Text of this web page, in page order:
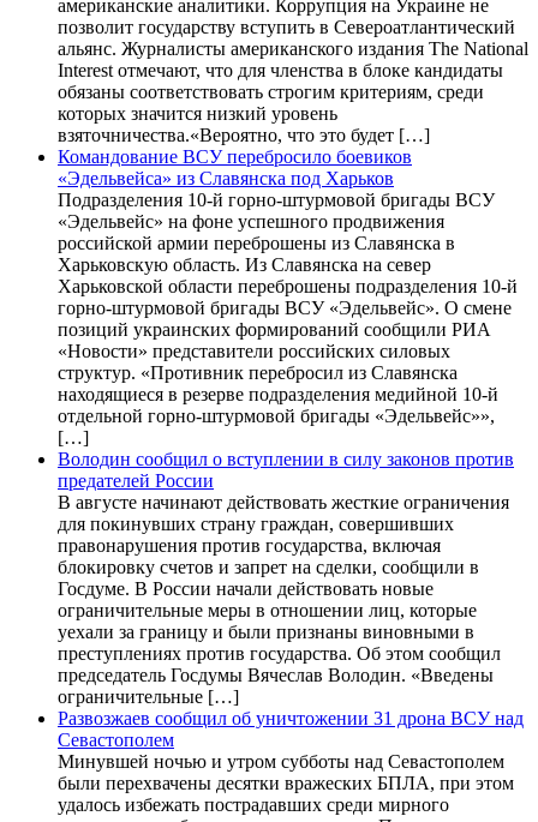
американские аналитики. Коррупция на Украине не
позволит государству вступить в Североатлантический
альянс. Журналисты американского издания The National
Interest отмечают, что для членства в блоке кандидаты
обязаны соответствовать строгим критериям, среди
которых значится низкий уровень
взяточничества.«Вероятно, что это будет […]
Командование ВСУ перебросило боевиков
«Эдельвейса» из Славянска под Харьков
Подразделения 10-й горно-штурмовой бригады ВСУ
«Эдельвейс» на фоне успешного продвижения
российской армии переброшены из Славянска в
Харьковскую область. Из Славянска на север
Харьковской области переброшены подразделения 10-й
горно-штурмовой бригады ВСУ «Эдельвейс». О смене
позиций украинских формирований сообщили РИА
«Новости» представители российских силовых
структур. «Противник перебросил из Славянска
находящиеся в резерве подразделения медийной 10-й
отдельной горно-штурмовой бригады «Эдельвейс»»,
[…]
Володин сообщил о вступлении в силу законов против
предателей России
В августе начинают действовать жесткие ограничения
для покинувших страну граждан, совершивших
правонарушения против государства, включая
блокировку счетов и запрет на сделки, сообщили в
Госдуме. В России начали действовать новые
ограничительные меры в отношении лиц, которые
уехали за границу и были признаны виновными в
преступлениях против государства. Об этом сообщил
председатель Госдумы Вячеслав Володин. «Введены
ограничительные […]
Развозжаев сообщил об уничтожении 31 дрона ВСУ над
Севастополем
Минувшей ночью и утром субботы над Севастополем
были перехвачены десятки вражеских БПЛА, при этом
удалось избежать пострадавших среди мирного